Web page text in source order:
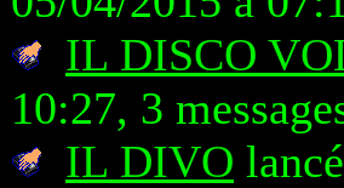
IL DISCO
10:27, 3
IL DIVO